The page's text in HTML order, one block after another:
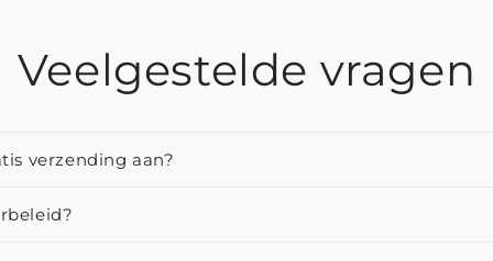
Veelgestelde vragen
verzending aan?